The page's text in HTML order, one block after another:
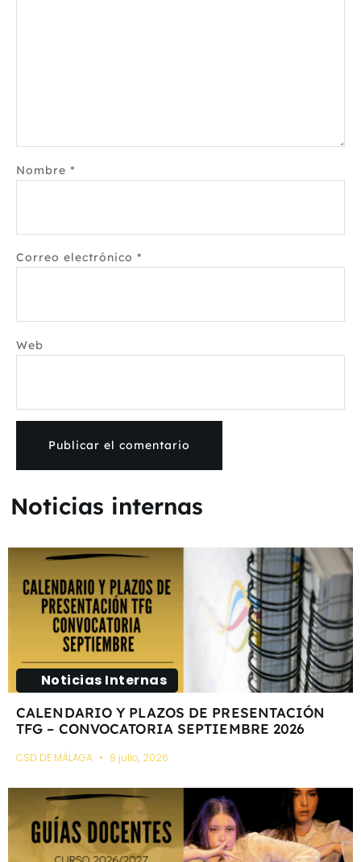
Nombre *
Correo electrónico *
Web
Noticias internas
Noticias Internas
CALENDARIO Y PLAZOS DE PRESENTACIÓN
TFG – CONVOCATORIA SEPTIEMBRE 2026
CSD DE MÁLAGA 8 julio, 2026